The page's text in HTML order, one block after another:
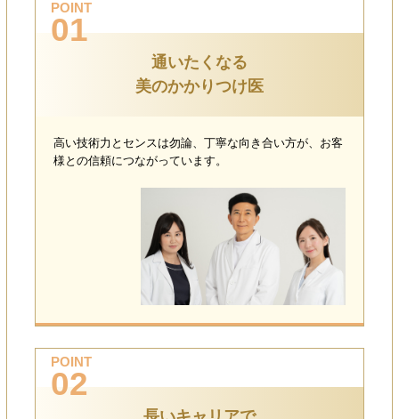
POINT
01
通いたくなる
美のかかりつけ医
高い技術力とセンスは勿論、丁寧な向き合い方が、お客
様との信頼につながっています。
POINT
02